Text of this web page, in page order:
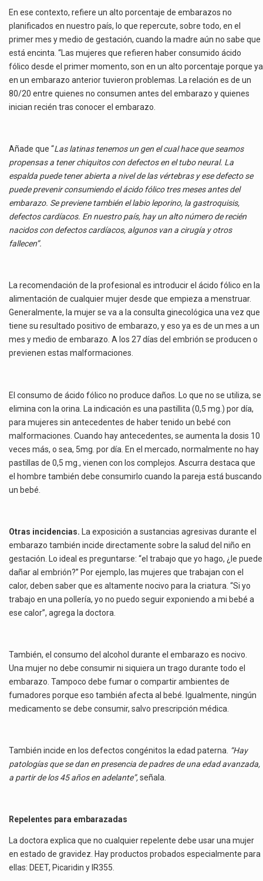
En ese contexto, refiere un alto porcentaje de embarazos no
planificados en nuestro país, lo que repercute, sobre todo, en el
primer mes y medio de gestación, cuando la madre aún no sabe que
está encinta. “Las mujeres que refieren haber consumido ácido
fólico desde el primer momento, son en un alto porcentaje porque ya
en un embarazo anterior tuvieron problemas. La relación es de un
80/20 entre quienes no consumen antes del embarazo y quienes
inician recién tras conocer el embarazo.
Añade que “Las latinas tenemos un gen el cual hace que seamos
propensas a tener chiquitos con defectos en el tubo neural. La
espalda puede tener abierta a nivel de las vértebras y ese defecto se
puede prevenir consumiendo el ácido fólico tres meses antes del
embarazo. Se previene también el labio leporino, la gastroquisis,
defectos cardíacos. En nuestro país, hay un alto número de recién
nacidos con defectos cardíacos, algunos van a cirugía y otros
fallecen”.
La recomendación de la profesional es introducir el ácido fólico en la
alimentación de cualquier mujer desde que empieza a menstruar.
Generalmente, la mujer se va a la consulta ginecológica una vez que
tiene su resultado positivo de embarazo, y eso ya es de un mes a un
mes y medio de embarazo. A los 27 días del embrión se producen o
previenen estas malformaciones.
El consumo de ácido fólico no produce daños. Lo que no se utiliza, se
elimina con la orina. La indicación es una pastillita (0,5 mg.) por día,
para mujeres sin antecedentes de haber tenido un bebé con
malformaciones. Cuando hay antecedentes, se aumenta la dosis 10
veces más, o sea, 5mg. por día. En el mercado, normalmente no hay
pastillas de 0,5 mg., vienen con los complejos. Ascurra destaca que
el hombre también debe consumirlo cuando la pareja está buscando
un bebé.
Otras incidencias.
La exposición a sustancias agresivas durante el
embarazo también incide directamente sobre la salud del niño en
gestación. Lo ideal es preguntarse: “el trabajo que yo hago, ¿le puede
dañar al embrión?” Por ejemplo, las mujeres que trabajan con el
calor, deben saber que es altamente nocivo para la criatura. “Si yo
trabajo en una pollería, yo no puedo seguir exponiendo a mi bebé a
ese calor”, agrega la doctora.
También, el consumo del alcohol durante el embarazo es nocivo.
Una mujer no debe consumir ni siquiera un trago durante todo el
embarazo. Tampoco debe fumar o compartir ambientes de
fumadores porque eso también afecta al bebé. Igualmente, ningún
medicamento se debe consumir, salvo prescripción médica.
También incide en los defectos congénitos la edad paterna. “Hay
patologías que se dan en presencia de padres de una edad avanzada,
a partir de los 45 años en adelante”,señala.
Repelentes para embarazadas
La doctora explica que no cualquier repelente debe usar una mujer
en estado de gravidez. Hay productos probados especialmente para
ellas: DEET, Picaridin y IR355.